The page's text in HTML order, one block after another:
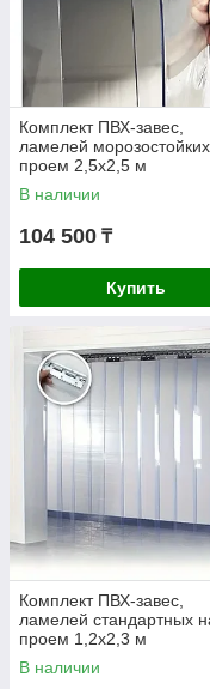
сварке.
Преимущества ПВХ
Надежная
Защита от
Экономия
Простота в
Долговечность.
Возможность
ПВХ завесышироко
производства и
хранения или
охлажденных
помещения, пищевые
Купить завесы в
ПВХ завесы от
помещений.
Комплект ПВХ-завес,
ламелей
проем 2,5x2,5 м
В наличии
104 500 ₸
Купить
Комплект ПВХ-завес,
ламелей стандартных
проем 1,2x2,3 м
В наличии